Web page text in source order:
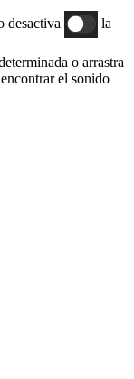
desactiva
la
o arrastra
el sonido